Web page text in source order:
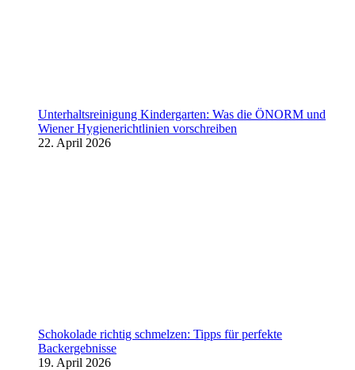
Unterhaltsreinigung Kindergarten: Was die ÖNORM und
Wiener Hygienerichtlinien vorschreiben
22. April 2026
Schokolade richtig schmelzen: Tipps für perfekte
Backergebnisse
19. April 2026